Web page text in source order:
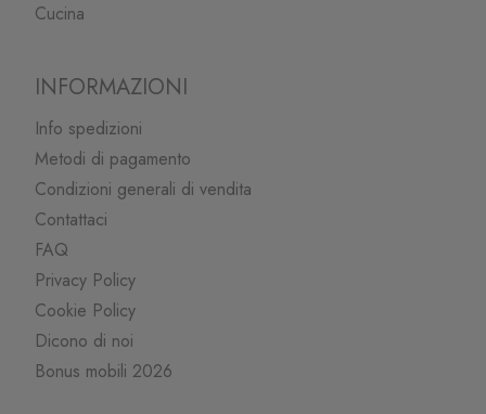
Cucina
INFORMAZIONI
Info spedizioni
Metodi di pagamento
Condizioni generali di vendita
Contattaci
FAQ
Privacy Policy
Cookie Policy
Dicono di noi
Bonus mobili 2026